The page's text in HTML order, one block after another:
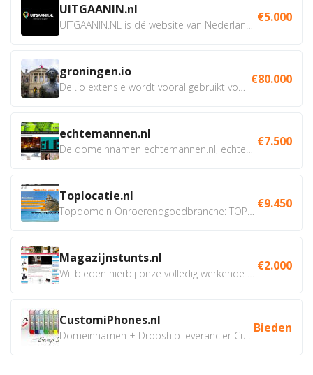
UITGAANIN.nl €5.000
groningen.io €80.000
echtemannen.nl €7.500
Toplocatie.nl €9.450
Magazijnstunts.nl €2.000
CustomiPhones.nl Bieden